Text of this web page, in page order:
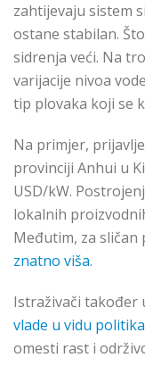
zahtijevaju sistem
ostane stabilan.
sidrenja veći. Na
varijacije nivoa
tip plovaka koji se
Na primjer,
provinciji Anhui u
USD/kW.
lokalnih
Međutim, za sličan
znatno viša.
Istraživači također
vlade u vidu
omesti rast i